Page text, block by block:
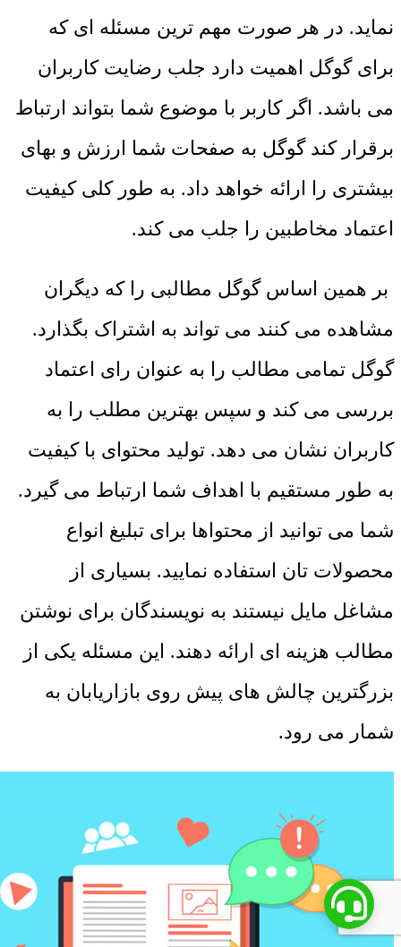
نماید. در هر صورت مهم ‌ترین مسئله‌ ای که
برای گوگل اهمیت دارد جلب رضایت کاربران
می ‌باشد. اگر کاربر با موضوع شما بتواند ارتباط
برقرار کند گوگل به صفحات شما ارزش و بهای
بیشتری را ارائه خواهد داد. به طور کلی کیفیت
اعتماد مخاطبین را جلب می ‌کند.
بر همین اساس گوگل مطالبی را که دیگران
مشاهده می ‌کنند می ‌تواند به اشتراک بگذارد.
گوگل تمامی مطالب را به عنوان رای اعتماد
بررسی می‌ کند و سپس بهترین مطلب را به
کاربران نشان می‌ دهد. تولید محتوای با کیفیت
به طور مستقیم با اهداف شما ارتباط می ‌گیرد.
شما می‌ توانید از محتواها برای تبلیغ انواع
محصولات تان استفاده نمایید. بسیاری از
مشاغل مایل نیستند به نویسندگان برای نوشتن
مطالب هزینه ‌ای ارائه دهند. این مسئله یکی از
بزرگترین چالش ‌های پیش روی بازاریابان به
شمار می ‌رود.